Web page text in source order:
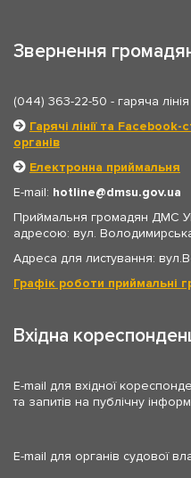
Звернення
(044) 363-22-50 - гаряча
Гарячі лінії та
органів
Електронна приймальня
E-mail: hotline
dmsu.gov.ua
Приймальня громадян ДМС
адресою: вул.
Адреса для листування:
Графік роботи приймальні
Вхідна
E-mail для вхідної
та запитів на публічну
E-mail для органів судової